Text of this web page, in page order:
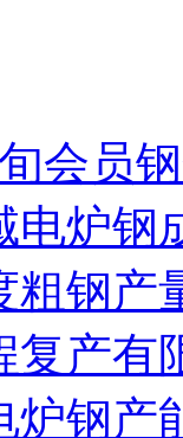
会员
电炉钢
粗钢产
复产有
炉钢产